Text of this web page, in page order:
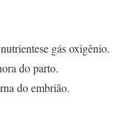
gás oxigênio.
do parto.
do embrião.